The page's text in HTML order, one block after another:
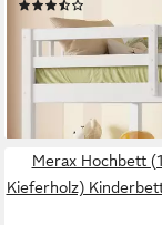
ab 419,99 € UVP
-56%
lieferbar - in 5-6
Merax Hochbett
Kieferholz)